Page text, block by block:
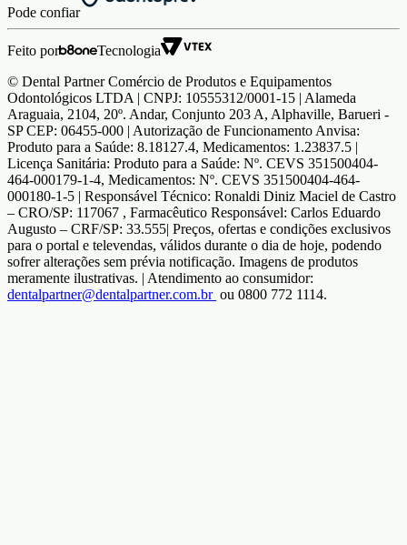
Pode confiar
Feito por
Tecnologia
© Dental Partner Comércio de Produtos e Equipamentos
Odontológicos LTDA | CNPJ: 10555312/0001-15 | Alameda
Araguaia, 2104, 20º. Andar, Conjunto 203 A, Alphaville, Barueri -
SP CEP: 06455-000 | Autorização de Funcionamento Anvisa:
Produto para a Saúde: 8.18127.4, Medicamentos: 1.23837.5 |
Licença Sanitária: Produto para a Saúde: Nº. CEVS 351500404-
464-000179-1-4, Medicamentos: Nº. CEVS 351500404-464-
000180-1-5 | Responsável Técnico: Ronaldi Diniz Maciel de Castro
– CRO/SP: 117067 , Farmacêutico Responsável: Carlos Eduardo
Augusto – CRF/SP: 33.555| Preços, ofertas e condições exclusivos
para o portal e televendas, válidos durante o dia de hoje, podendo
sofrer alterações sem prévia notificação. Imagens de produtos
meramente ilustrativas. | Atendimento ao consumidor:
dentalpartner@dentalpartner.com.br ou 0800 772 1114.